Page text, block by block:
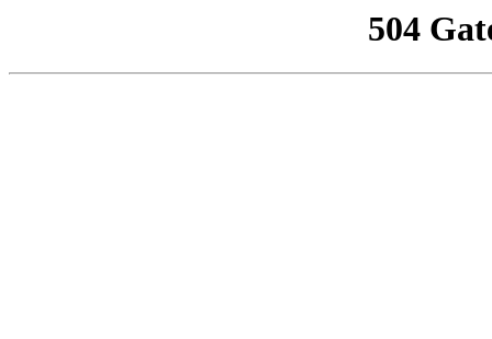
504